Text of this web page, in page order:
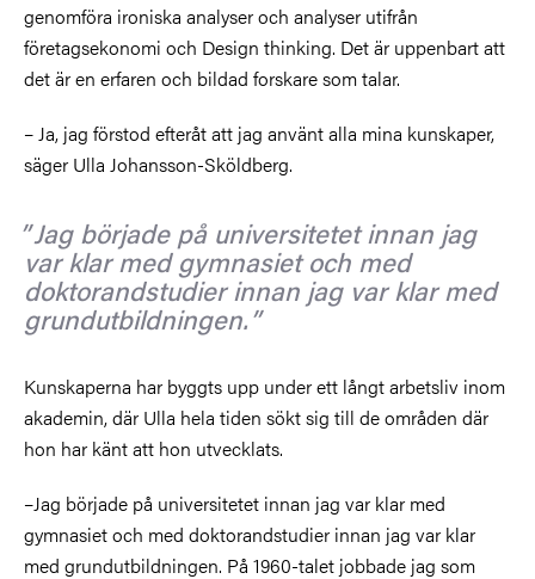
genomföra ironiska analyser och analyser utifrån
företagsekonomi och Design thinking. Det är uppenbart att
det är en erfaren och bildad forskare som talar.
– Ja, jag förstod efteråt att jag använt alla mina kunskaper,
säger Ulla Johansson-Sköldberg.
Jag började på universitetet innan jag
var klar med gymnasiet och med
doktorandstudier innan jag var klar med
grundutbildningen.
Kunskaperna har byggts upp under ett långt arbetsliv inom
akademin, där Ulla hela tiden sökt sig till de områden där
hon har känt att hon utvecklats.
–Jag började på universitetet innan jag var klar med
gymnasiet och med doktorandstudier innan jag var klar
med grundutbildningen. På 1960-talet jobbade jag som